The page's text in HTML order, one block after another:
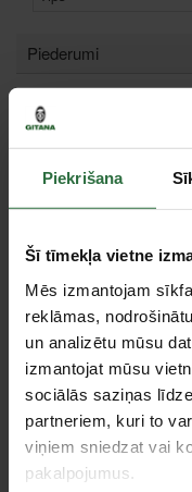
Piekrišana
Šī tīmekļa vietne
Mēs izmantojam
reklāmas,
un analizētu mūsu
izmantojat mūsu
sociālās saziņas
partneriem, kuri to
viņiem sniedzat vai
pakalpojumus.
Piederumi
Gala slīpmašīna
GD0800C
337,23 €
Ir noliktavā